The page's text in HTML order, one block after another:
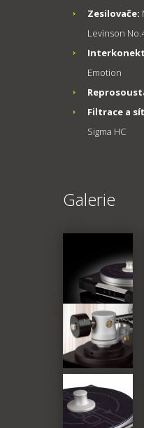
Zesilovače:
Levinson
Emotion
Filtrace a síť
Sigma HC
Galerie